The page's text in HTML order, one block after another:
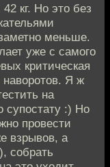
кг. Но это без
меньше.
уже с самого
критическая
Я ж
на
супостату :) Но
провести
взрывов, а
собрать